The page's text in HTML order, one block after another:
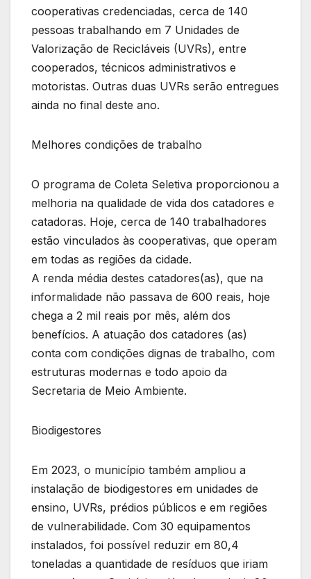
cooperativas credenciadas, cerca de 140
pessoas trabalhando em 7 Unidades de
Valorização de Recicláveis (UVRs), entre
cooperados, técnicos administrativos e
motoristas. Outras duas UVRs serão entregues
ainda no final deste ano.
Melhores condições de trabalho
O programa de Coleta Seletiva proporcionou a
melhoria na qualidade de vida dos catadores e
catadoras. Hoje, cerca de 140 trabalhadores
estão vinculados às cooperativas, que operam
em todas as regiões da cidade.
A renda média destes catadores(as), que na
informalidade não passava de 600 reais, hoje
chega a 2 mil reais por mês, além dos
benefícios. A atuação dos catadores (as)
conta com condições dignas de trabalho, com
estruturas modernas e todo apoio da
Secretaria de Meio Ambiente.
Biodigestores
Em 2023, o município também ampliou a
instalação de biodigestores em unidades de
ensino, UVRs, prédios públicos e em regiões
de vulnerabilidade. Com 30 equipamentos
instalados, foi possível reduzir em 80,4
toneladas a quantidade de resíduos que iriam